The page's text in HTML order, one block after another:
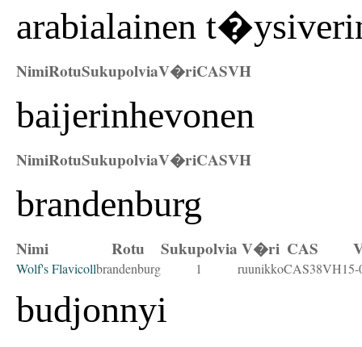
arabialainen
NimiRotuSukupolviaV�riCASVH
baijerinhevonen
NimiRotuSukupolviaV�riCASVH
brandenburg
Nimi Rotu Sukupolvia V�ri CAS
Wolf's Flavicollbrandenburg 1 ruunikkoCAS38VH15-
budjonnyi